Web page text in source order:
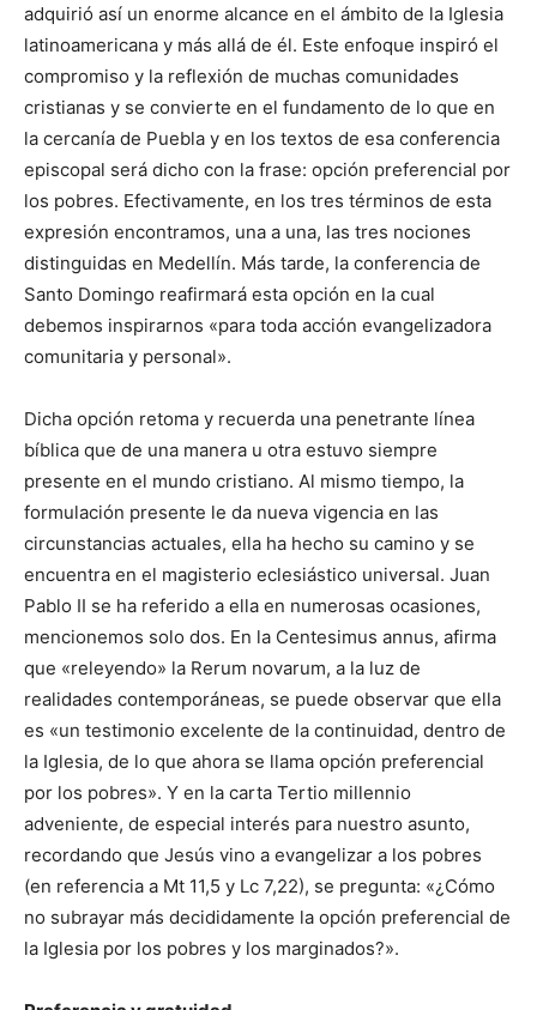
adquirió así un enorme alcance en el ámbito de la Iglesia
latinoamericana y más allá de él. Este enfoque inspiró el
compromiso y la reflexión de muchas comunidades
cristianas y se convierte en el fundamento de lo que en
la cercanía de Puebla y en los textos de esa conferencia
episcopal será dicho con la frase: opción preferencial por
los pobres. Efectivamente, en los tres términos de esta
expresión encontramos, una a una, las tres nociones
distinguidas en Medellín. Más tarde, la conferencia de
Santo Domingo reafirmará esta opción en la cual
debemos inspirarnos «para toda acción evangelizadora
comunitaria y personal».
Dicha opción retoma y recuerda una penetrante línea
bíblica que de una manera u otra estuvo siempre
presente en el mundo cristiano. Al mismo tiempo, la
formulación presente le da nueva vigencia en las
circunstancias actuales, ella ha hecho su camino y se
encuentra en el magisterio eclesiástico universal. Juan
Pablo II se ha referido a ella en numerosas ocasiones,
mencionemos solo dos. En la Centesimus annus, afirma
que «releyendo» la Rerum novarum, a la luz de
realidades contemporáneas, se puede observar que ella
es «un testimonio excelente de la continuidad, dentro de
la Iglesia, de lo que ahora se llama opción preferencial
por los pobres». Y en la carta Tertio millennio
adveniente, de especial interés para nuestro asunto,
recordando que Jesús vino a evangelizar a los pobres
(en referencia a Mt 11,5 y Lc 7,22), se pregunta: «¿Cómo
no subrayar más decididamente la opción preferencial de
la Iglesia por los pobres y los marginados?».